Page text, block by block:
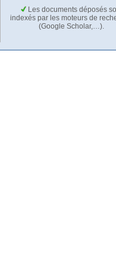
Les documents déposés
indexés par les moteurs de
(Google Scholar,…).